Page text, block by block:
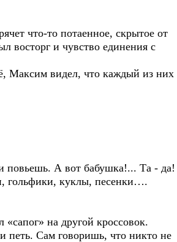
что-то потаенное, скрытое от
восторг и чувство единения с
Максим видел, что каждый из них
повьешь. А вот бабушка!... Та - да!
гольфики, куклы, песенки….
на другой кроссовок.
Сам говоришь, что никто не